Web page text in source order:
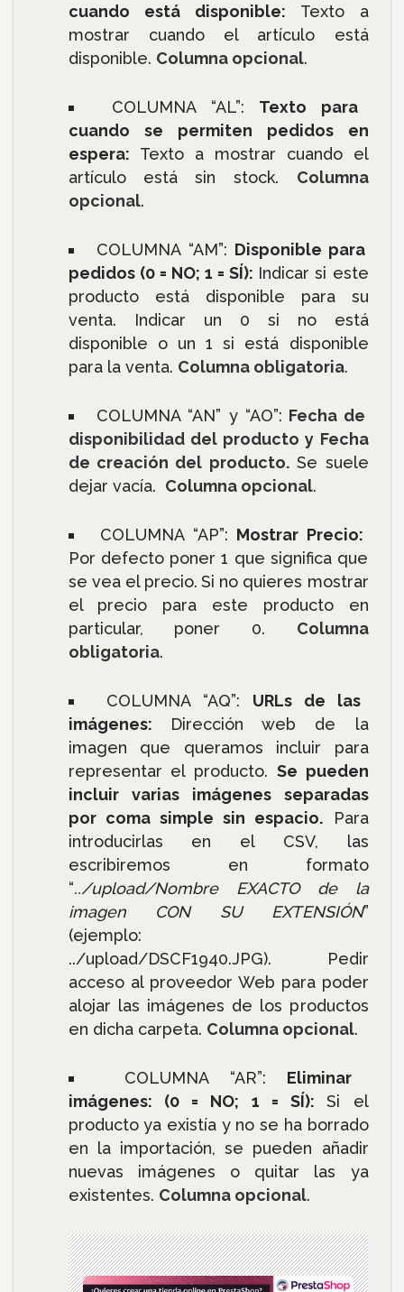
cuando está disponible: Texto a
mostrar cuando el artículo está
disponible. Columna opcional.
COLUMNA “AL”: Texto para
cuando se permiten pedidos en
espera: Texto a mostrar cuando el
artículo está
sin stock. Columna
opcional.
COLUMNA “AM”: Disponible para
pedidos (0 = NO; 1 = SÍ): Indicar si este
producto está disponible para su
venta. Indicar un 0 si no está
disponible o un 1 si está disponible
para la venta. Columna obligatoria.
COLUMNA “AN” y “AO”: Fecha de
disponibilidad del producto y Fecha
de creación del producto.Se suele
dejar vacía. Columna opcional.
COLUMNA “AP”: Mostrar Precio:
Por defecto poner 1 que significa que
se vea el precio. Si no quieres mostrar
el precio para este producto en
particular, poner 0. Columna
obligatoria.
COLUMNA “AQ”: URLs de las
imágenes:
Dirección web de la
imagen que queramos incluir para
representar el producto. Se pueden
incluir varias imágenes separadas
por coma simple sin espacio. Para
introducirlas en el CSV, las
escribiremos en formato
“../upload/Nombre EXACTO de la
imagen CON SU EXTENSIÓN”
(ejemplo:
../upload/DSCF1940.JPG). Pedir
acceso al proveedor Web para poder
alojar las imágenes de los productos
en dicha carpeta. Columna opcional.
COLUMNA “AR”: Eliminar
imágenes: (0 = NO; 1 = SÍ):Si el
producto ya existía y no se ha borrado
en la importación, se pueden añadir
nuevas imágenes o quitar las ya
existentes. Columna opcional.